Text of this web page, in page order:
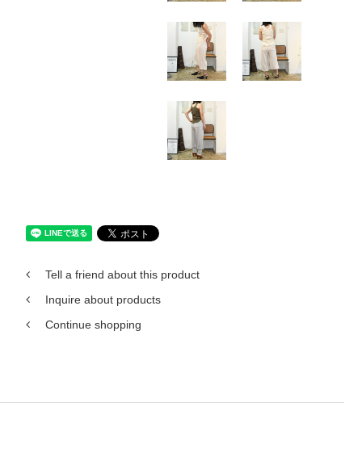
Tell a friend about this product
Inquire about products
Continue shopping